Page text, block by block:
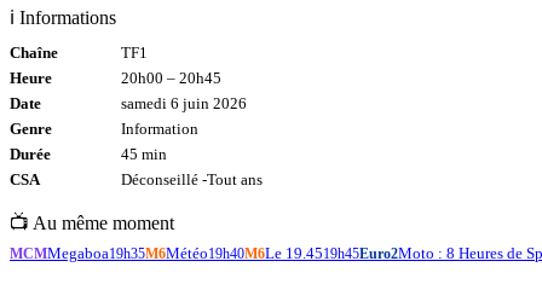
ℹ️ Informations
Chaîne
TF1
Heure
20h00 – 20h45
Date
samedi 6 juin 2026
Genre
Information
Durée
45 min
CSA
Déconseillé -Tout ans
📺 Au même moment
MCMMegaboa19h35M6Météo19h40M6Le 19.4519h45Euro2Moto : 8 Heures de